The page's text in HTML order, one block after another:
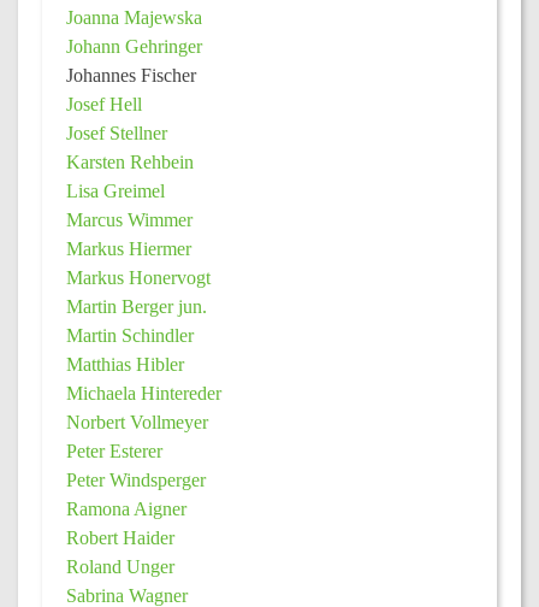
Joanna Majewska
Johann Gehringer
Johannes Fischer
Josef Hell
Josef Stellner
Karsten Rehbein
Lisa Greimel
Marcus Wimmer
Markus Hiermer
Markus Honervogt
Martin Berger jun.
Martin Schindler
Matthias Hibler
Michaela Hintereder
Norbert Vollmeyer
Peter Esterer
Peter Windsperger
Ramona Aigner
Robert Haider
Roland Unger
Sabrina Wagner